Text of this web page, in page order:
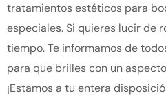
tratamientos estéticos para
especiales. Si quieres lucir de
tiempo. Te informamos de
para que brilles con un
¡Estamos a tu entera